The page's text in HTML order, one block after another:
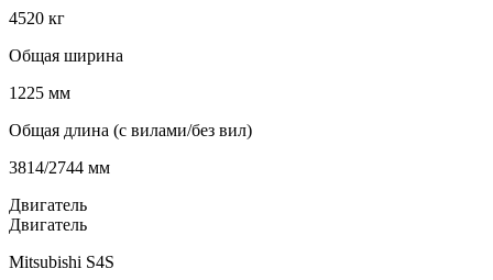
4520 кг
Общая ширина
1225 мм
Общая длина (с вилами/без вил)
3814/2744 мм
Двигатель
Двигатель
Mitsubishi S4S